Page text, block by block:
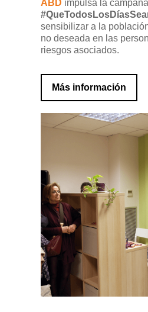
ABD impulsa la campaña
sensibilizar a la
no deseada en las
riesgos asociados.
Más información